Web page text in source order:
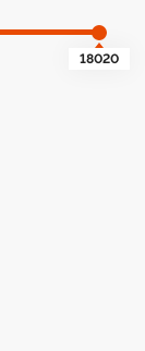
18020